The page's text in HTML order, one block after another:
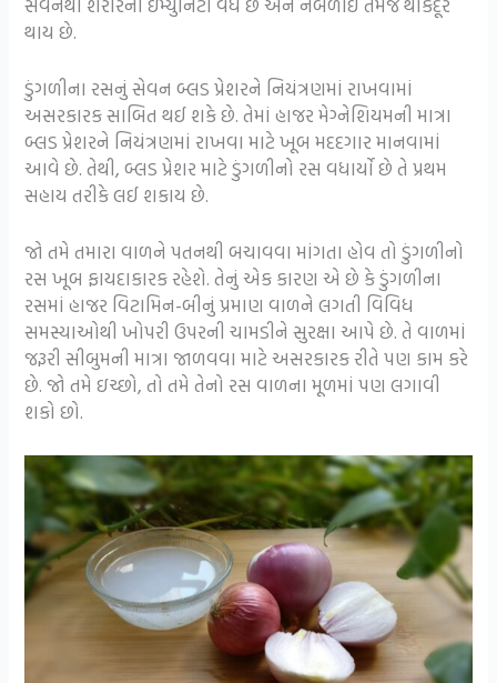
થાય છે.
ડુંગળીના રસનું સેવન બ્લડ પ્રેશરને નિયંત્રણમાં રાખવામાં
અસરકારક સાબિત થઈ શકે છે. તેમાં હાજર મેગ્નેશિયમની માત્રા
બ્લડ પ્રેશરને નિયંત્રણમાં રાખવા માટે ખૂબ મદદગાર માનવામાં
આવે છે. તેથી, બ્લડ પ્રેશર માટે ડુંગળીનો રસ વધાર્યો છે તે પ્રથમ
સહાય તરીકે લઈ શકાય છે.
જો તમે તમારા વાળને પતનથી બચાવવા માંગતા હોવ તો ડુંગળીનો
રસ ખૂબ ફાયદાકારક રહેશે. તેનું એક કારણ એ છે કે ડુંગળીના
રસમાં હાજર વિટામિન-બીનું પ્રમાણ વાળને લગતી વિવિધ
સમસ્યાઓથી ખોપરી ઉપરની ચામડીને સુરક્ષા આપે છે. તે વાળમાં
જરૂરી સીબુમની માત્રા જાળવવા માટે અસરકારક રીતે પણ કામ કરે
છે. જો તમે ઇચ્છો, તો તમે તેનો રસ વાળના મૂળમાં પણ લગાવી
શકો છો.